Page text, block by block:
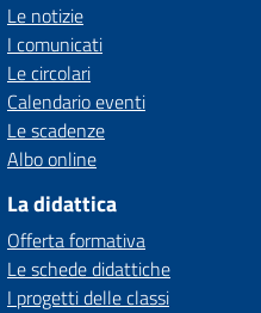
Le notizie
I comunicati
Le circolari
Calendario eventi
Le scadenze
Albo online
La didattica
Offerta formativa
Le schede didattiche
I progetti delle classi